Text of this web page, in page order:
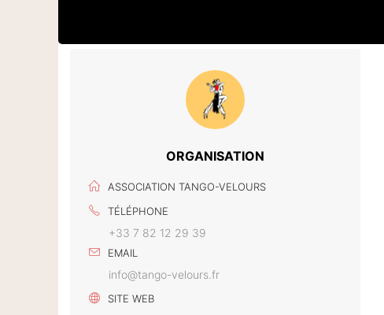
ORGANISATION
ASSOCIATION TANGO-VELOURS
TÉLÉPHONE
+33 7 82 12 29 39
EMAIL
info@tango-velours.fr
SITE WEB